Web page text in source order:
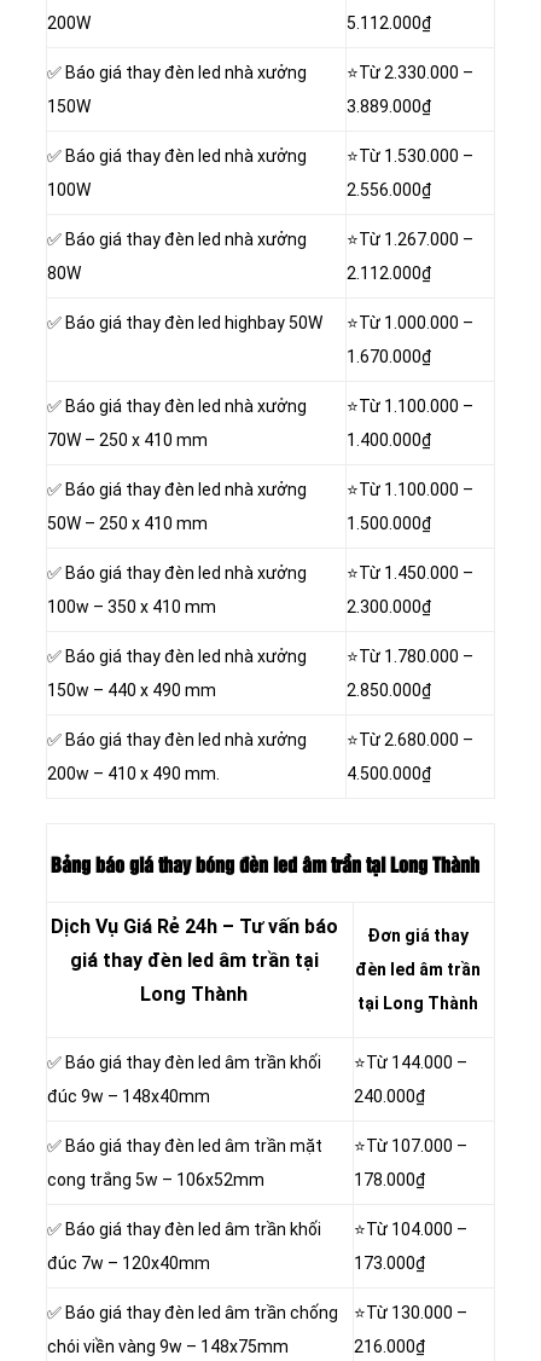
200W
5.112.000₫
✅ Báo giá thay đèn led nhà xưởng
150W
⭐Từ 2.330.000 –
3.889.000₫
✅ Báo giá thay đèn led nhà xưởng
100W
⭐Từ 1.530.000 –
2.556.000₫
✅ Báo giá thay đèn led nhà xưởng
80W
⭐Từ 1.267.000 –
2.112.000₫
✅ Báo giá thay đèn led highbay 50W
⭐Từ 1.000.000 –
1.670.000₫
✅ Báo giá thay đèn led nhà xưởng
70W – 250 x 410 mm
⭐Từ 1.100.000 –
1.400.000₫
✅ Báo giá thay đèn led nhà xưởng
50W – 250 x 410 mm
⭐Từ 1.100.000 –
1.500.000₫
✅ Báo giá thay đèn led nhà xưởng
100w – 350 x 410 mm
⭐Từ 1.450.000 –
2.300.000₫
✅ Báo giá thay đèn led nhà xưởng
150w – 440 x 490 mm
⭐Từ 1.780.000 –
2.850.000₫
✅ Báo giá thay đèn led nhà xưởng
200w – 410 x 490 mm.
⭐Từ 2.680.000 –
4.500.000₫
Bảng báo giá thay bóng đèn led âm trần tại Long Thành
Dịch Vụ Giá Rẻ 24h – Tư vấn báo
giá thay đèn led âm trần tại
Long Thành
Đơn giá thay
đèn led âm trần
tại Long Thành
✅ Báo giá thay đèn led âm trần khối
đúc 9w – 148x40mm
⭐Từ 144.000 –
240.000₫
✅ Báo giá thay đèn led âm trần mặt
cong trắng 5w – 106x52mm
⭐Từ 107.000 –
178.000₫
✅ Báo giá thay đèn led âm trần khối
đúc 7w – 120x40mm
⭐Từ 104.000 –
173.000₫
✅ Báo giá thay đèn led âm trần chống
chói viền vàng 9w – 148x75mm
⭐Từ 130.000 –
216.000₫